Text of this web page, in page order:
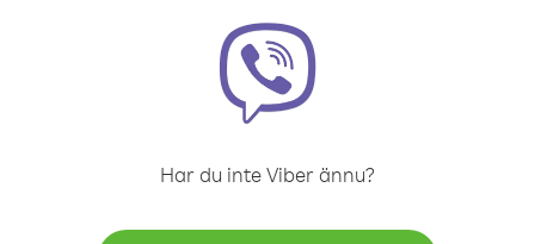
Har du inte Viber ännu?